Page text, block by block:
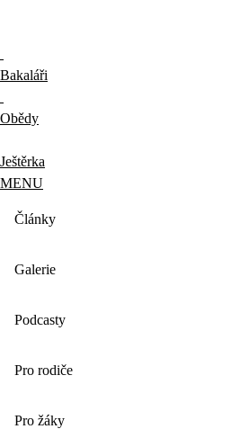
Bakaláři
Obědy
Ještěrka
MENU
Články
Galerie
Podcasty
Pro rodiče
Pro žáky